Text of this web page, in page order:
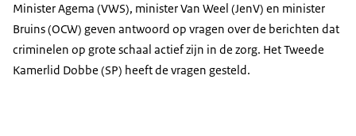
Minister Agema (VWS), minister Van Weel (JenV) en minister
Bruins (OCW) geven antwoord op vragen over de berichten dat
criminelen op grote schaal actief zijn in de zorg. Het Tweede
Kamerlid Dobbe (SP) heeft de vragen gesteld.